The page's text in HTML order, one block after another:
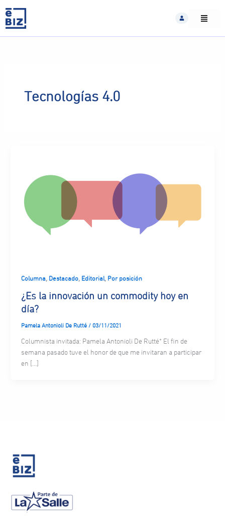
content
Tecnologías 4.0
Columna, Destacado, Editorial, Por posición
¿Es la innovación un commodity hoy en
día?
Pamela Antonioli De Rutté / 03/11/2021
Columnista invitada: Pamela Antonioli De Rutté* El fin de
semana pasado tuve el honor de que me invitaran a participar
en […]